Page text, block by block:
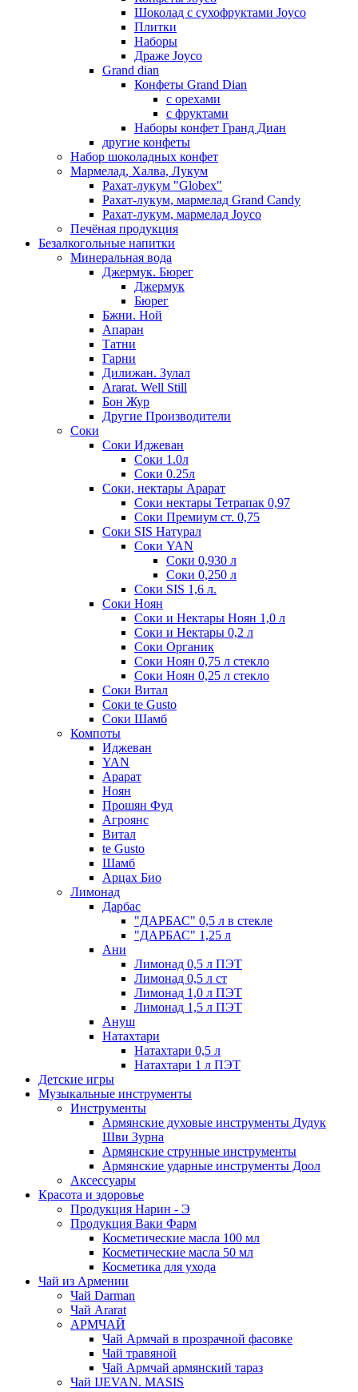
Шоколад с сухофруктами Joyco
Плитки
Наборы
Драже Joyco
Grand dian
Конфеты Grand Dian
с орехами
с фруктами
Наборы конфет Гранд Диан
другие конфеты
Набор шоколадных конфет
Мармелад, Халва, Лукум
Рахат-лукум "Globex"
Рахат-лукум, мармелад Grand Candy
Рахат-лукум, мармелад Joyco
Печёная продукция
Безалкогольные напитки
Минеральная вода
Джермук. Бюрег
Джермук
Бюрег
Бжни. Ной
Апаран
Татни
Гарни
Дилижан. Зулал
Ararat. Well Still
Бон Жур
Другие Производители
Соки
Соки Иджеван
Соки 1.0л
Соки 0.25л
Соки, нектары Арарат
Соки нектары Тетрапак 0,97
Соки Премиум ст. 0,75
Соки SIS Натурал
Соки YAN
Соки 0,930 л
Соки 0,250 л
Соки SIS 1,6 л.
Соки Ноян
Соки и Нектары Ноян 1,0 л
Соки и Нектары 0,2 л
Соки Органик
Соки Ноян 0,75 л стекло
Соки Ноян 0,25 л стекло
Соки Витал
Соки te Gusto
Соки Шамб
Компоты
Иджеван
YAN
Арарат
Ноян
Прошян Фуд
Агроянс
Витал
te Gusto
Шамб
Арцах Био
Лимонад
Дарбас
"ДАРБАС" 0,5 л в стекле
"ДАРБАС" 1,25 л
Ани
Лимонад 0,5 л ПЭТ
Лимонад 0,5 л ст
Лимонад 1,0 л ПЭТ
Лимонад 1,5 л ПЭТ
Ануш
Натахтари
Натахтари 0,5 л
Натахтари 1 л ПЭТ
Детские игры
Музыкальные инструменты
Инструменты
Армянские духовые инструменты Дудук
Шви Зурна
Армянские струнные инструменты
Армянские ударные инструменты Доол
Аксессуары
Красота и здоровье
Продукция Нарин - Э
Продукция Ваки Фарм
Косметические масла 100 мл
Косметические масла 50 мл
Косметика для ухода
Чай из Армении
Чай Darman
Чай Ararat
АРМЧАЙ
Чай Армчай в прозрачной фасовке
Чай травяной
Чай Армчай армянский тараз
Чай IJEVAN. MASIS